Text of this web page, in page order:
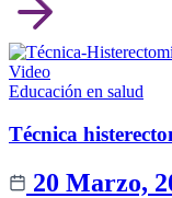
Video
Educación en salud
Técnica
20 Marzo,